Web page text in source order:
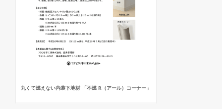
丸くて燃えない内装下地材 「不燃 R（アール）コーナー」